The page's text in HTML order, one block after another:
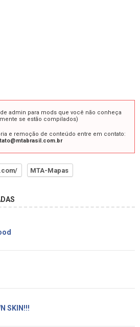
admin para mods que você não conheça
se estão compilados)
e remoção de conteúdo entre em contato:
MTA-Mapas
SKIN!!!